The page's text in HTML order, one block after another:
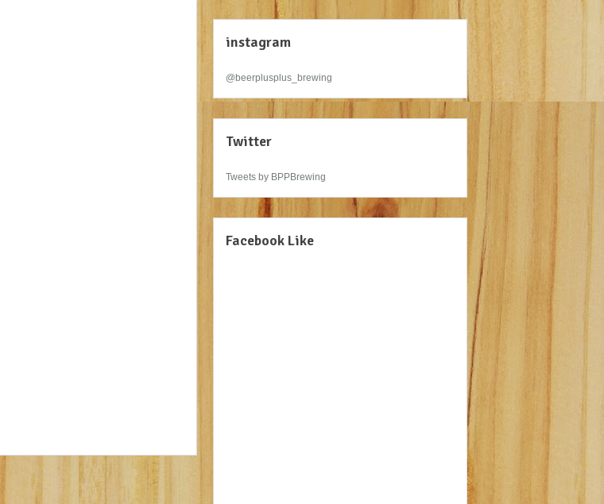
instagram
@beerplusplus_brewing
Twitter
Tweets by BPPBrewing
Facebook Like